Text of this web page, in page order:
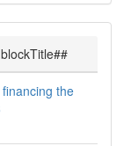
the